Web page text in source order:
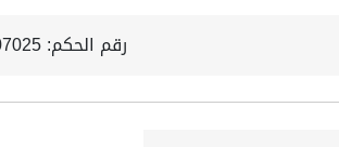
رقم الحكم: 4430907025